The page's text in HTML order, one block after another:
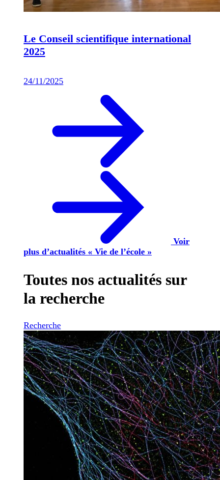
Le Conseil scientifique international
2025
24/11/2025
Voir
plus d’actualités « Vie de l’école »
Toutes nos actualités sur
la recherche
Recherche